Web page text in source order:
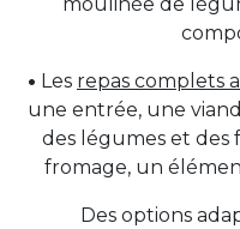
moulinée de
• Les repas complets
une entrée, une
des légumes et des
fromage, un
Des options